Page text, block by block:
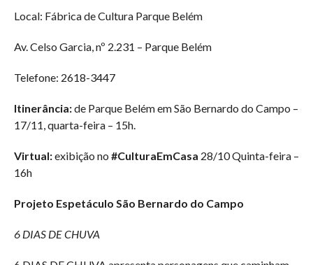
Local: Fábrica de Cultura Parque Belém
Av. Celso Garcia, nº 2.231 – Parque Belém
Telefone: 2618-3447
Itinerância:de Parque Belém em São Bernardo do Campo –
17/11, quarta-feira – 15h.
Virtual:exibição no #CulturaEmCasa 28/10 Quinta-feira –
16h
Projeto Espetáculo São Bernardo do Campo
6 DIAS DE CHUVA